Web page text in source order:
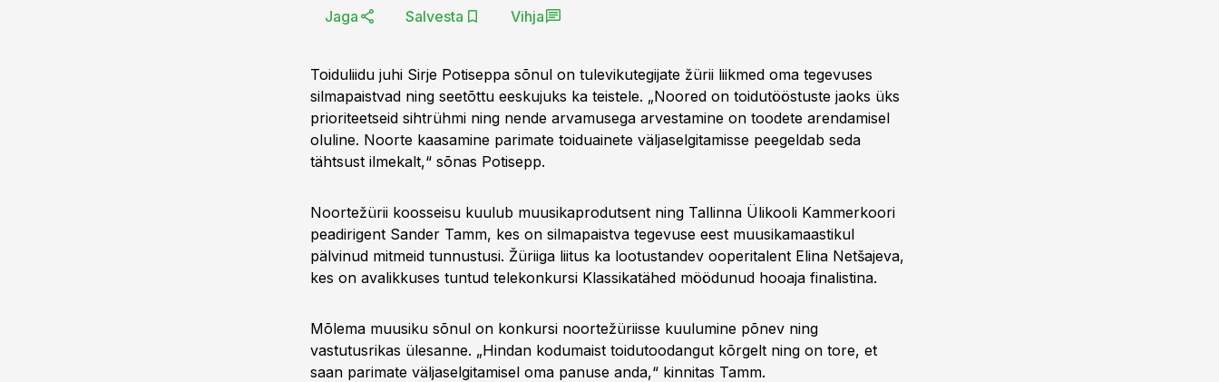
Jaga Salvesta Vihja
Toiduliidu juhi Sirje Potiseppa sõnul on tulevikutegijate žürii liikmed oma tegevuses
silmapaistvad ning seetõttu eeskujuks ka teistele. „Noored on toidutööstuste jaoks üks
prioriteetseid sihtrühmi ning nende arvamusega arvestamine on toodete arendamisel
oluline. Noorte kaasamine parimate toiduainete väljaselgitamisse peegeldab seda
tähtsust ilmekalt,“ sõnas Potisepp.
Noortežürii koosseisu kuulub muusikaprodutsent ning Tallinna Ülikooli Kammerkoori
peadirigent Sander Tamm, kes on silmapaistva tegevuse eest muusikamaastikul
pälvinud mitmeid tunnustusi. Žüriiga liitus ka lootustandev ooperitalent Elina Netšajeva,
kes on avalikkuses tuntud telekonkursi Klassikatähed möödunud hooaja finalistina.
Mõlema muusiku sõnul on konkursi noortežüriisse kuulumine põnev ning
vastutusrikas ülesanne. „Hindan kodumaist toidutoodangut kõrgelt ning on tore, et
saan parimate väljaselgitamisel oma panuse anda,“ kinnitas Tamm.